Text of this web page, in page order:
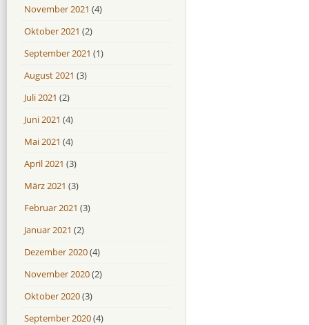
November 2021 (4)
Oktober 2021 (2)
September 2021 (1)
August 2021 (3)
Juli 2021 (2)
Juni 2021 (4)
Mai 2021 (4)
April 2021 (3)
März 2021 (3)
Februar 2021 (3)
Januar 2021 (2)
Dezember 2020(4)
November 2020(2)
Oktober 2020(3)
September 2020(4)